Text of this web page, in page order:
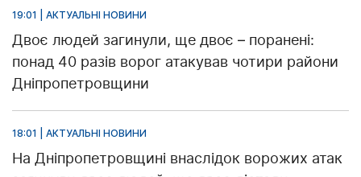
19:01 | АКТУАЛЬНІ НОВИНИ
Двоє людей загинули, ще двоє – поранені:
понад 40 разів ворог атакував чотири райони
Дніпропетровщини
18:01 | АКТУАЛЬНІ НОВИНИ
На Дніпропетровщині внаслідок ворожих атак